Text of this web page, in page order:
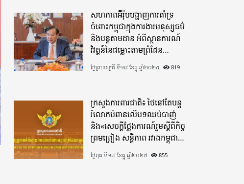
សហភាពអឺរ៉ុបបង្ហាញការគាំទ្រ
ចំពោះកម្ពុជាក្នុងការងារមនុស្សធម៌
និងបន្តតាមដាន អំពីស្ថានការណ៍
វិវត្តន៍នៃជម្លោះតាមព្រំដែន
ដោយយកចិត្តទុកដាក់ខ្ពស់
ថ្ងៃព្រហស្បតិ៍ ទី១៨ ខែធ្នូ ឆ្នាំ២០២៥ 819
ក្រសួងការពារជាតិ៖ ថៃនៅតែបន្ត
រំលោភបំពានលើបទឈប់បាញ់
និង«សេចក្តីថ្លែងការណ៍រួមស្តីពីកិច្ច
ព្រមព្រៀង សន្តិភាព រវាងកម្ពុជា
និងថៃ»
ថ្ងៃពុធ ទី១៧ ខែធ្នូ ឆ្នាំ២០២៥ 855